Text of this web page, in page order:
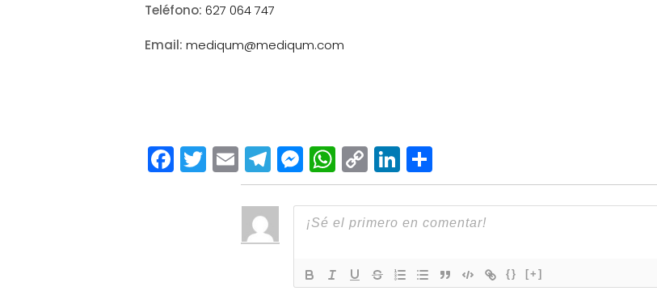
Teléfono: 627 064 747
Email: mediqum@mediqum.com
Facebook
Twitter
EmailTelegram
Messenger
WhatsApp
Copy
Link
LinkedIn
Compartir
{} [+]